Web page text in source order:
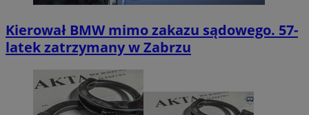
Kierował BMW mimo zakazu sądowego. 57-
latek zatrzymany w Zabrzu